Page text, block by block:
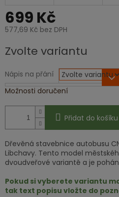
699 Kč
577,69 Kč bez DPH
cena:
Zvolte variantu
Nápis na přání
Možnosti doručení
Přidat do košíku
Dřevěná stavebnice autobusu
Libchavy. Tento model
dvoudveřové variantě a je
Pokud si vyberete variantu
tak text popisu vložte do